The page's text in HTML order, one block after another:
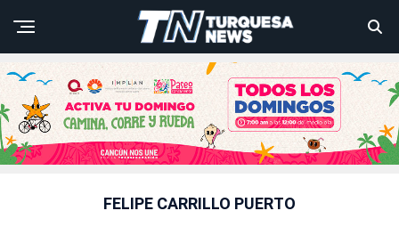
FELIPE CARRILLO PUERTO